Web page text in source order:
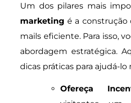
Um dos pilares mais
marketing é a
mails eficiente. Para isso,
abordagem estratégica.
dicas práticas para ajudá-lo
Ofereça